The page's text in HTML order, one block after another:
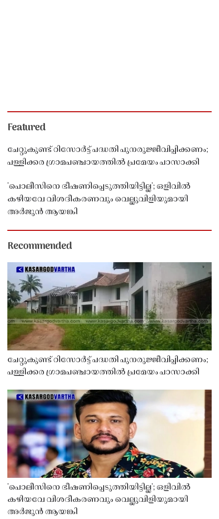
Featured
ചേറ്റുകുണ്ട് റിസോർട്ട് പദ്ധതി പുനരുജ്ജീവിപ്പിക്കണം;
പള്ളിക്കര ഗ്രാമപഞ്ചായത്തിൽ പ്രമേയം പാസാക്കി
'പൊലീസിനെ ഭീഷണിപ്പെടുത്തിയിട്ടില്ല'; ഒളിവിൽ
കഴിയവേ വിശദീകരണവും വെല്ലുവിളിയുമായി
അർജുൻ ആയങ്കി
Recommended
ചേറ്റുകുണ്ട് റിസോർട്ട് പദ്ധതി പുനരുജ്ജീവിപ്പിക്കണം;
പള്ളിക്കര ഗ്രാമപഞ്ചായത്തിൽ പ്രമേയം പാസാക്കി
'പൊലീസിനെ ഭീഷണിപ്പെടുത്തിയിട്ടില്ല'; ഒളിവിൽ
കഴിയവേ വിശദീകരണവും വെല്ലുവിളിയുമായി
അർജുൻ ആയങ്കി